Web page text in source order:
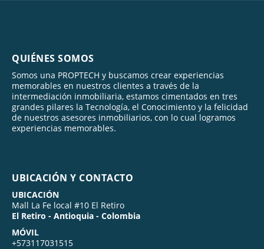
QUIÉNES SOMOS
Somos una PROPTECH y buscamos crear experiencias
memorables en nuestros clientes a través de la
intermediación inmobiliaria, estamos cimentados en tres
grandes pilares la Tecnología, el Conocimiento y la felicidad
de nuestros asesores inmobiliarios, con lo cual logramos
experiencias memorables.
UBICACIÓN Y CONTACTO
UBICACIÓN
Mall La Fe local #10 El Retiro
El Retiro - Antioquia - Colombia
MÓVIL
+573117031515